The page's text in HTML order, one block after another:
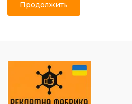
Продолжить